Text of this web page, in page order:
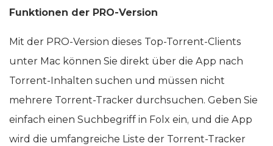
Funktionen der PRO-Version
Mit der PRO-Version dieses Top-Torrent-Clients
unter Mac können Sie direkt über die App nach
Torrent-Inhalten suchen und müssen nicht
mehrere Torrent-Tracker durchsuchen. Geben Sie
einfach einen Suchbegriff in Folx ein, und die App
wird die umfangreiche Liste der Torrent-Tracker